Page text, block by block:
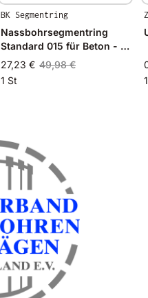
BK Segmentring
Nassbohrsegmentring
Standard 015 für Beton - Ø
26mm - 26/21mm
27,23 € 49,98 €
1 St